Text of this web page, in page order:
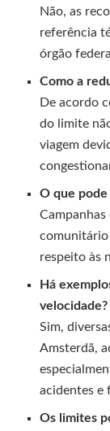
Não, as
referência
órgão
Como a
De acordo
do limite
viagem
O que
comunitário
respeito às
Há
velocidade?
Sim,
Amsterdã,
acidentes e
Os limites